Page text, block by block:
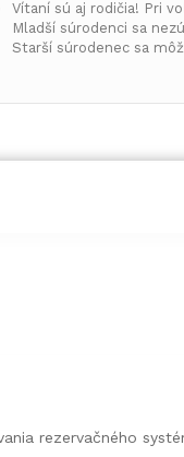
Vítaní sú aj rodičia! Pri
Mladší súrodenci sa
Starší súrodenec sa
Prihlásenie súrodencov
k dispozícii.
a termíny -viac info
rezervačného